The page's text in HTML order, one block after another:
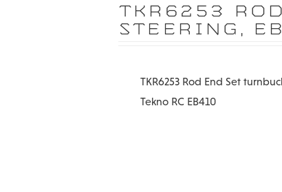
TKR6253
STEERING,
TKR6253 Rod End Set
Tekno RC EB410